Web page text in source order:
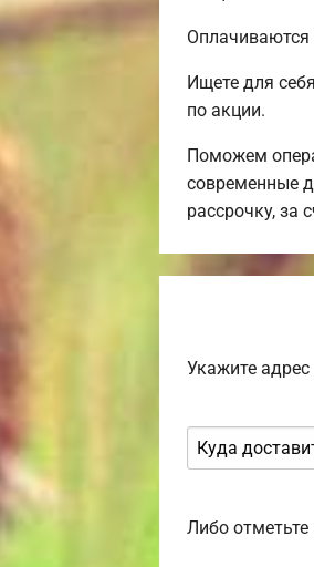
Оплачиваются
Ищете для
по акции.
Поможем
современные
рассрочку, за
Укажите адрес
Либо отметьте